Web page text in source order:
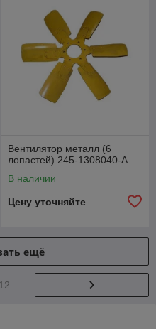
Вентилятор металл (6
лопастей) 245-1308040-А
В наличии
Цену уточняйте
ещё